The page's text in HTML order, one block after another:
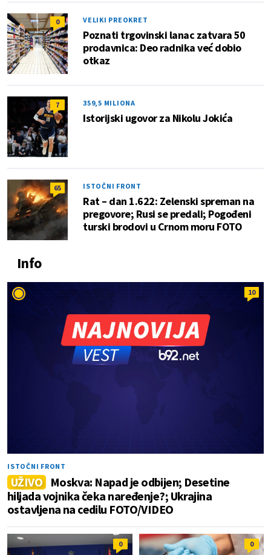
0 VELIKI PREOKRET
Poznati trgovinski lanac zatvara 50
prodavnica: Deo radnika već dobio
otkaz
7 359,5 MILIONA
Istorijski ugovor za Nikolu Jokića
65 ISTOČNI FRONT
Rat – dan 1.622: Zelenski spreman na
pregovore; Rusi se predali; Pogođeni
turski brodovi u Crnom moru FOTO
Info
10
ISTOČNI FRONT
UŽIVO Moskva: Napad je odbijen; Desetine
hiljada vojnika čeka naređenje?; Ukrajina
ostavljena na cedilu FOTO/VIDEO
0 0